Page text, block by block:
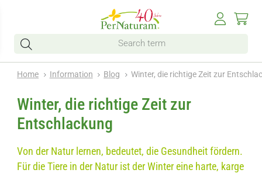
Home Information Blog Winter, die richtige Zeit zur
Winter, die richtige Zeit zur
Entschlackung
Von der Natur lernen, bedeutet, die Gesundheit fördern.
Für die Tiere in der Natur ist der Winter eine harte, karge